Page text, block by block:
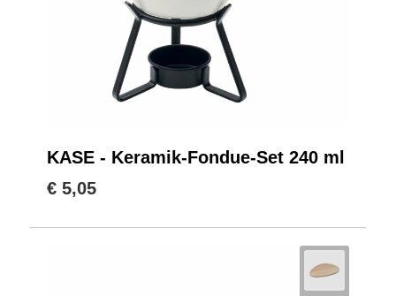
KASE - Keramik-Fondue-Set 240 ml
€ 5,05